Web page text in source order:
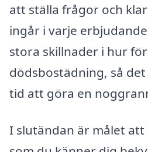
att ställa frågor och
ingår i varje
stora skillnader i hur
dödsbostädning, så
tid att göra en
I slutändan är målet